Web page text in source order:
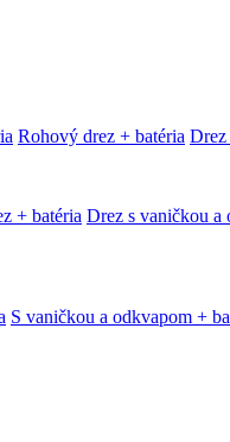
Rohový drez + batéria Drez
+ batéria Drez s vaničkou a
S vaničkou a odkvapom +